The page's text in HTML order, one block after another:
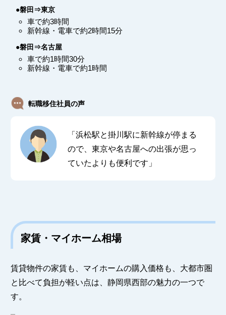
●磐田⇒東京
車で約3時間
新幹線・電車で約2時間15分
●磐田⇒名古屋
車で約1時間30分
新幹線・電車で約1時間
転職移住社員の声
「浜松駅と掛川駅に新幹線が停まる
ので、東京や名古屋への出張が思っ
ていたよりも便利です」
家賃・マイホーム相場
賃貸物件の家賃も、マイホームの購入価格も、大都市圏
と比べて負担が軽い点は、静岡県西部の魅力の一つで
す。